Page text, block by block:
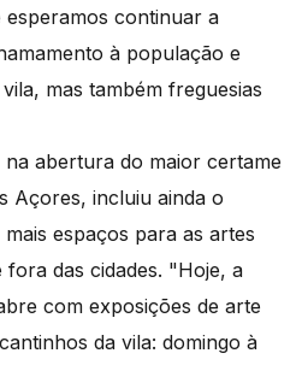
continuar a
à população e
mas também freguesias
abertura do maior certame
Açores, incluiu ainda o
espaços para as artes
fora das cidades. "Hoje, a
com exposições de arte
da vila: domingo à